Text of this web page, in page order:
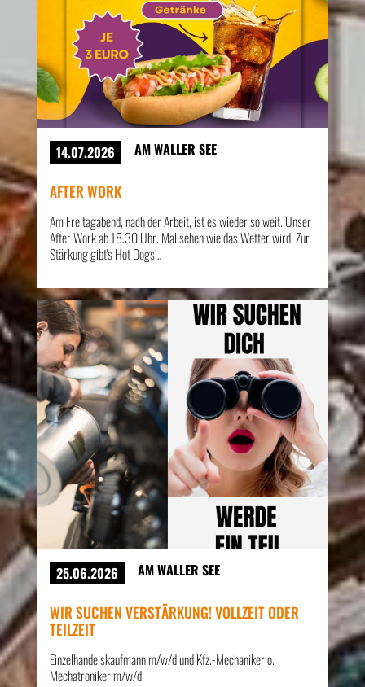
14.07.2026 AM WALLER SEE
AFTER WORK
Am Freitagabend, nach der Arbeit, ist es wieder so weit. Unser
After Work ab 18.30 Uhr. Mal sehen wie das Wetter wird. Zur
Stärkung gibt's Hot Dogs…
25.06.2026 AM WALLER SEE
WIR SUCHEN VERSTÄRKUNG! VOLLZEIT ODER
TEILZEIT
Einzelhandelskaufmann m/w/d und Kfz.-Mechaniker o.
Mechatroniker m/w/d